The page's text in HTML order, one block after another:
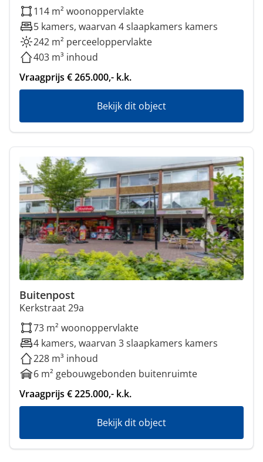
114 m² woonoppervlakte
5 kamers, waarvan 4 slaapkamers kamers
242 m² perceeloppervlakte
403 m³ inhoud
Vraagprijs € 265.000,- k.k.
Bekijk dit object
Buitenpost
Kerkstraat 29a
73 m² woonoppervlakte
4 kamers, waarvan 3 slaapkamers kamers
228 m³ inhoud
6 m² gebouwgebonden buitenruimte
Vraagprijs € 225.000,- k.k.
Bekijk dit object